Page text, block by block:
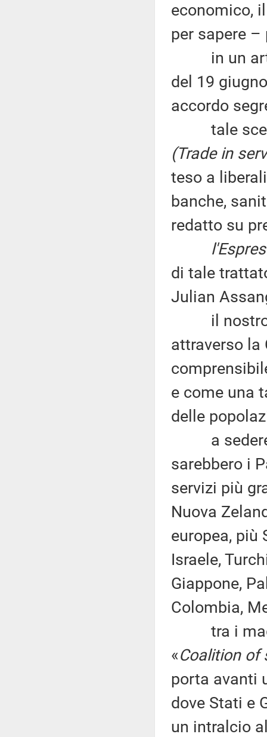
economico,
per sapere –
in un
del 19
accordo
tale scelta
(Trade in
teso a
banche,
redatto su
di tale
Julian
il nostro
attraverso la
e come una
delle
a sedere
sarebbero i
servizi più
Nuova
europea, più
Israele,
Giappone,
Colombia,
tra i
«Coalition of
porta avanti
dove Stati e
un intralcio